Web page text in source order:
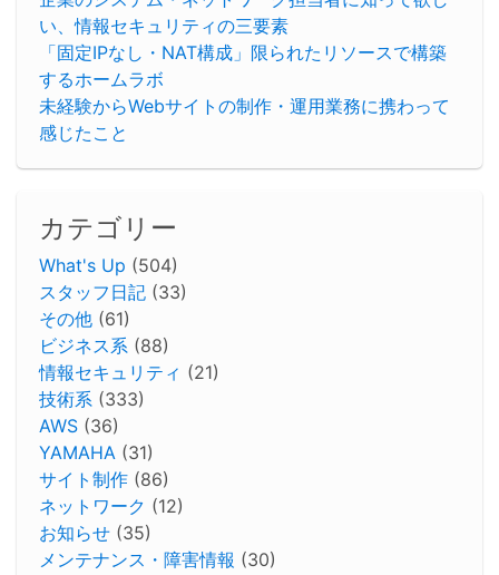
い、情報セキュリティの三要素
「固定IPなし・NAT構成」限られたリソースで構築
するホームラボ
未経験からWebサイトの制作・運用業務に携わって
感じたこと
カテゴリー
What's Up (504)
スタッフ日記 (33)
その他 (61)
ビジネス系 (88)
情報セキュリティ (21)
技術系 (333)
AWS (36)
YAMAHA (31)
サイト制作 (86)
ネットワーク (12)
お知らせ (35)
メンテナンス・障害情報 (30)